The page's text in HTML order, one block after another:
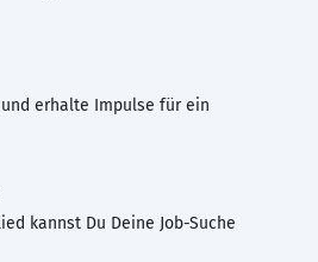
erhalte Impulse für ein
kannst Du Deine Job-Suche